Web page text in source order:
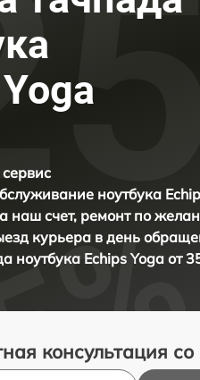
ноутбука
наш счет, ремонт по
курьера в день
ноутбука Echips Yoga от
консультация